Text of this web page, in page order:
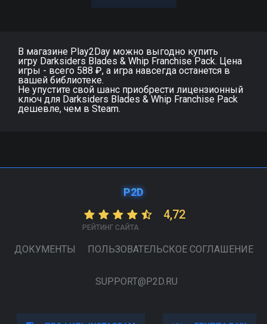
В магазине Play2Day можно выгодно купить
игру Darksiders Blades & Whip Franchise Pack. Цена
игры - всего 588 ₽, а игра навсегда останется в
вашей библиотеке.
Не упустите свой шанс приобрести лицензионный
ключ для Darksiders Blades & Whip Franchise Pack
дешевле, чем в Steam.
P2D
4,72
РЕЙТИНГ САЙТА
ДОКУМЕНТЫ ПОЛЬЗОВАТЕЛЬСКОЕ СОГЛАШЕНИЕ
SUPPORT@P2D.RU